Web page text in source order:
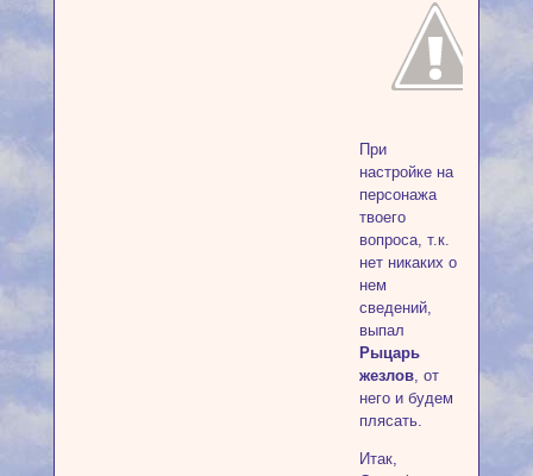
При
настройке на
персонажа
твоего
вопроса, т.к.
нет никаких о
нем
сведений,
выпал
Рыцарь
жезлов, от
него и будем
плясать.
Итак,